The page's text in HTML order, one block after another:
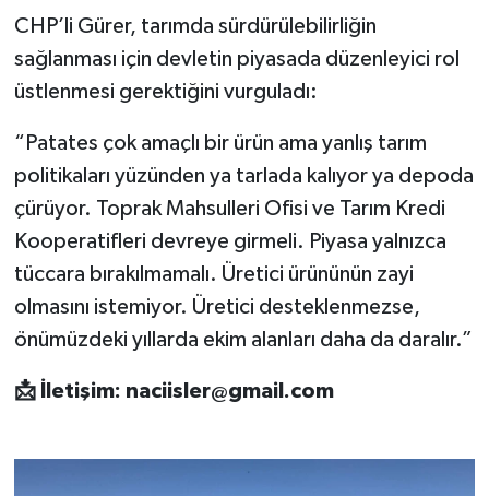
CHP’li Gürer, tarımda sürdürülebilirliğin
sağlanması için devletin piyasada düzenleyici rol
üstlenmesi gerektiğini vurguladı:
“Patates çok amaçlı bir ürün ama yanlış tarım
politikaları yüzünden ya tarlada kalıyor ya depoda
çürüyor. Toprak Mahsulleri Ofisi ve Tarım Kredi
Kooperatifleri devreye girmeli. Piyasa yalnızca
tüccara bırakılmamalı. Üretici ürününün zayi
olmasını istemiyor. Üretici desteklenmezse,
önümüzdeki yıllarda ekim alanları daha da daralır.”
📩 İletişim: naciisler@gmail.com